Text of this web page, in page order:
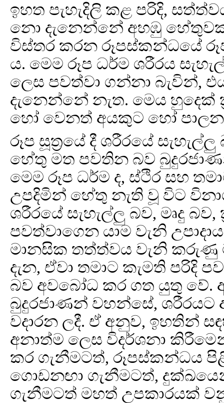
ඉහත පැහැදිලි කළ පරිදි,
නො දැනෙන්නේ අහඹු
විස්තර කරන රූපස්කන්ධයේ
ය. මෙම රූප ධර්ම ශරීරය
ලෙස පවත්වා ගන්නා බැවින්,
දැනෙන්නේ නැත. මෙය හුදෙක්
හෝ වෙනත් අයකුට හෝ
රූප සූත්‍රයේ දී ශරීරයේ
හේතු මත පවතින බව
මෙම රූප ධර්ම ද, ස්ථිර සහ
උපදිමින් හේතු නැති වූ විට
ශරීරයේ සැහැල්ලු බව, මෘදු බව,
පවත්වාගෙන යාම වැනි
මානසික තත්ත්වය වැනි
දැන, ඒවා තමාට කැමති පරිදි
බව අවබෝධ කර ගත යුතු වේ.
බුදුරජාණන් වහන්සේ, ශරීරයට
වදාරන ලදී. ඒ අනුව, ඉහතින්
අනාත්ම ලෙස විදර්ශනා
කර ගැනීමටත්, රූපස්කන්ධය
ගොඩනඟා ගැනීමටත්,
ගැනීමටත් මහත් උපකාරයක්